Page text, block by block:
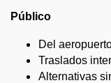
Público
Del
Traslados
Alternativas